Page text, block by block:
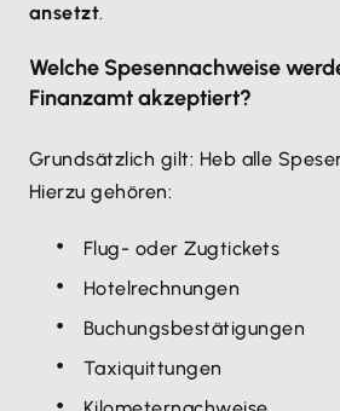
ansetzt.
Welche Spesennachweise
Finanzamt akzeptiert?
Grundsätzlich gilt: Heb alle
Hierzu gehören:
Flug- oder Zugtickets
Hotelrechnungen
Buchungsbestätigungen
Taxiquittungen